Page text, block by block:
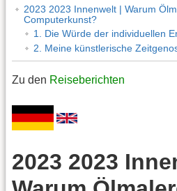
2023 2023 Innenwelt | Warum
Computerkunst?
1. Die Würde der individuellen
2. Meine künstlerische
Zu den Reiseberichten
2023 2023